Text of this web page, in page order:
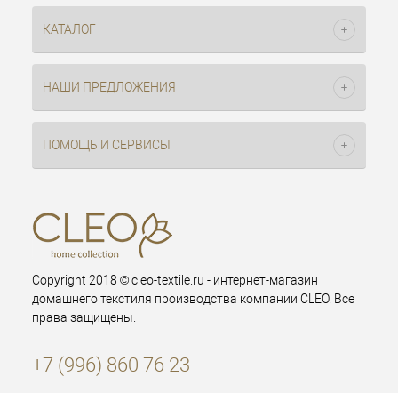
КАТАЛОГ
НАШИ ПРЕДЛОЖЕНИЯ
ПОМОЩЬ И СЕРВИСЫ
Copyright 2018 © cleo-textile.ru - интернет-магазин
домашнего текстиля производства компании CLEO. Все
права защищены.
+7 (996) 860 76 23